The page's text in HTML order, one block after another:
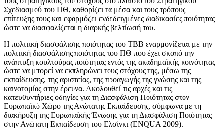
Σχεδιασμού του ΠΘ, καθορίζει τα μέσα και τους τρόπους
επίτευξης τους και εφαρμόζει ενδεδειγμένες διαδικασίες ποιότητας
ώστε να διασφαλίζεται η διαρκής βελτίωσή του.
Η πολιτική διασφάλισης ποιότητας του ΤΒΒ εναρμονίζεται με την
πολιτική διασφάλισης ποιότητας του ΠΘ που έχει σκοπό την
ανάπτυξη κουλτούρας ποιότητας εντός της ακαδημαϊκής κοινότητας
ώστε να μπορεί να εκπληρώνει τους στόχους της, μέσω της
εκπαίδευσης, της αριστείας, της προαγωγής της γνώσης και της
καινοτομίας στην έρευνα. Ακολουθεί τις αρχές και τις
κατευθυντήριες οδηγίες για τη Διασφάλιση Ποιότητας στον
Ευρωπαϊκό Χώρο της Ανώτατης Εκπαίδευσης, σύμφωνα με τη
διακήρυξη της Ευρωπαϊκής Ένωσης για τη Διασφάλιση Ποιότητας
στην Ανώτατη Εκπαίδευση του Ελσίνκι (ENQUA 2009).